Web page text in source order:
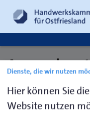
Suche
Dienste, die wir nutzen
Hier können Sie
Website nutzen